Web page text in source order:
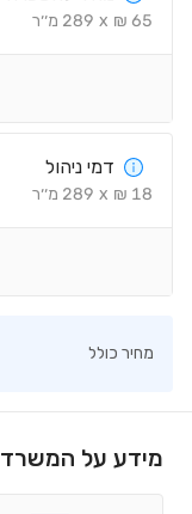
65
₪
x
289 מ׳׳ר
דמי ניהול
18
₪
x
289 מ׳׳ר
מחיר כולל
מידע על המשרד